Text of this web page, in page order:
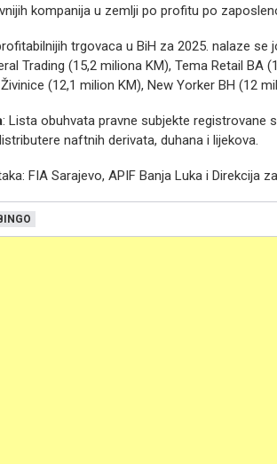
kompanija u zemlji po profitu po
trgovaca u BiH za 2025. nalaze
Trading (15,2 miliona KM), Tema Retail BA
(12,1 milion KM), New Yorker BH (12
: Lista obuhvata pravne subjekte registrovane
naftnih derivata, duhana i lijekova.
FIA Sarajevo, APIF Banja Luka i Direkcija